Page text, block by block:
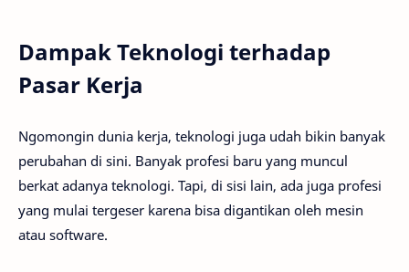
Dampak Teknologi terhadap
Pasar Kerja
Ngomongin dunia kerja, teknologi juga udah bikin banyak
perubahan di sini. Banyak profesi baru yang muncul
berkat adanya teknologi. Tapi, di sisi lain, ada juga profesi
yang mulai tergeser karena bisa digantikan oleh mesin
atau software.